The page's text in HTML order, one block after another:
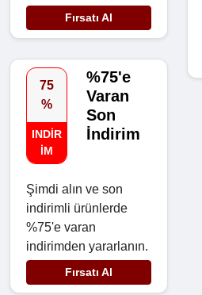
Fırsatı Al
75
%
INDIR
IM
%75'e
Varan
Son
İndirim
Şimdi alın ve son
indirimli ürünlerde
%75'e varan
indirimden yararlanın.
Fırsatı Al